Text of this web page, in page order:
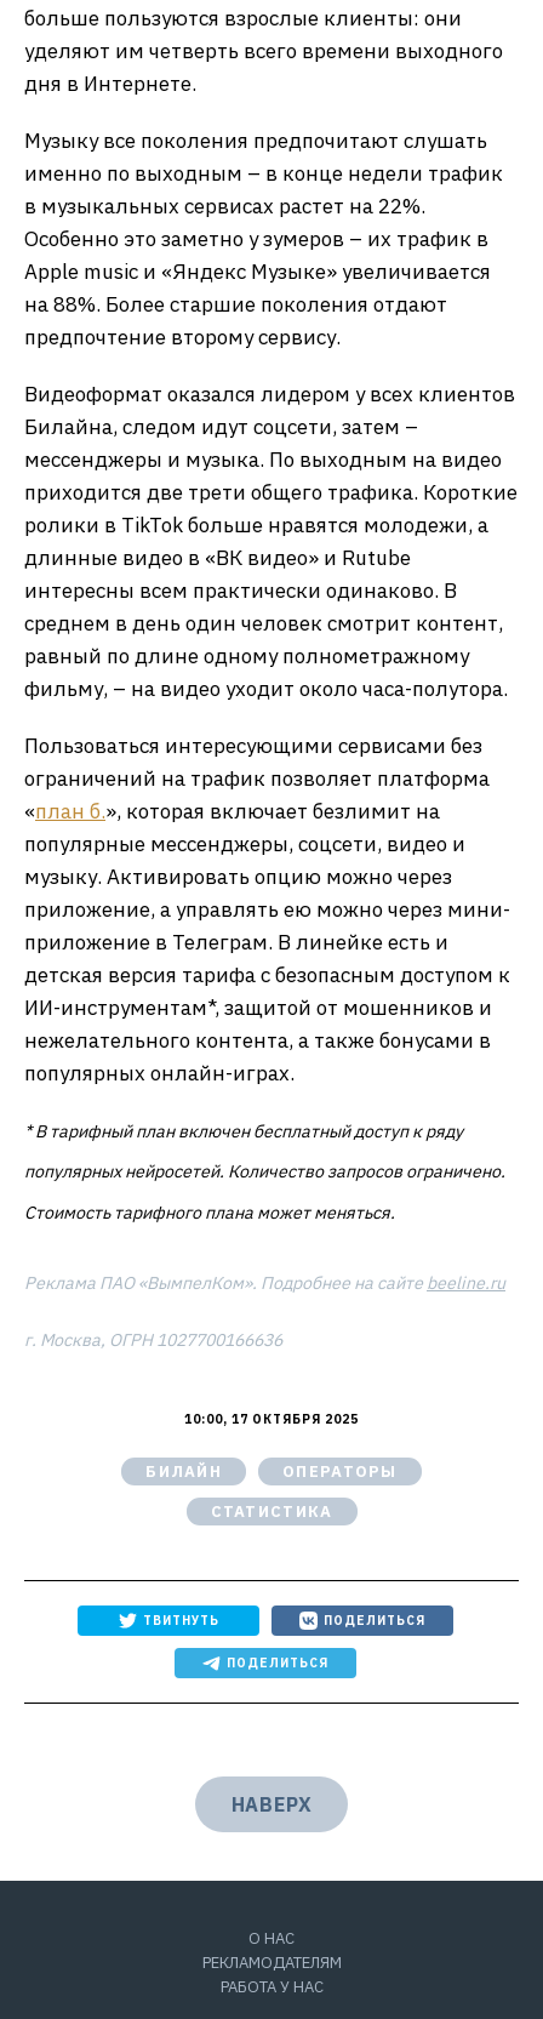
больше пользуются взрослые клиенты: они
уделяют им четверть всего времени выходного
дня в Интернете.
Музыку все поколения предпочитают слушать
именно по выходным – в конце недели трафик
в музыкальных сервисах растет на 22%.
Особенно это заметно у зумеров – их трафик в
Apple music и «Яндекс Музыке» увеличивается
на 88%. Более старшие поколения отдают
предпочтение второму сервису.
Видеоформат оказался лидером у всех клиентов
Билайна, следом идут соцсети, затем –
мессенджеры и музыка. По выходным на видео
приходится две трети общего трафика. Короткие
ролики в TikTok больше нравятся молодежи, а
длинные видео в «ВК видео» и Rutube
интересны всем практически одинаково. В
среднем в день один человек смотрит контент,
равный по длине одному полнометражному
фильму, – на видео уходит около часа-полутора.
Пользоваться интересующими сервисами без
ограничений на трафик позволяет платформа
«план б.», которая включает безлимит на
популярные мессенджеры, соцсети, видео и
музыку. Активировать опцию можно через
приложение, а управлять ею можно через мини-
приложение в Телеграм. В линейке есть и
детская версия тарифа с безопасным доступом к
ИИ-инструментам*, защитой от мошенников и
нежелательного контента, а также бонусами в
популярных онлайн-играх.
* В тарифный план включен бесплатный доступ к ряду
популярных нейросетей. Количество запросов ограничено.
Стоимость тарифного плана может меняться.
Реклама ПАО «ВымпелКом». Подробнее на сайте beeline.ru
г. Москва, ОГРН 1027700166636
10:00, 17 ОКТЯБРЯ 2025
БИЛАЙН
ОПЕРАТОРЫ
СТАТИСТИКА
ТВИТНУТЬ ПОДЕЛИТЬСЯ
ПОДЕЛИТЬСЯ
НАВЕРХ
О НАС
РЕКЛАМОДАТЕЛЯМ
РАБОТА У НАС